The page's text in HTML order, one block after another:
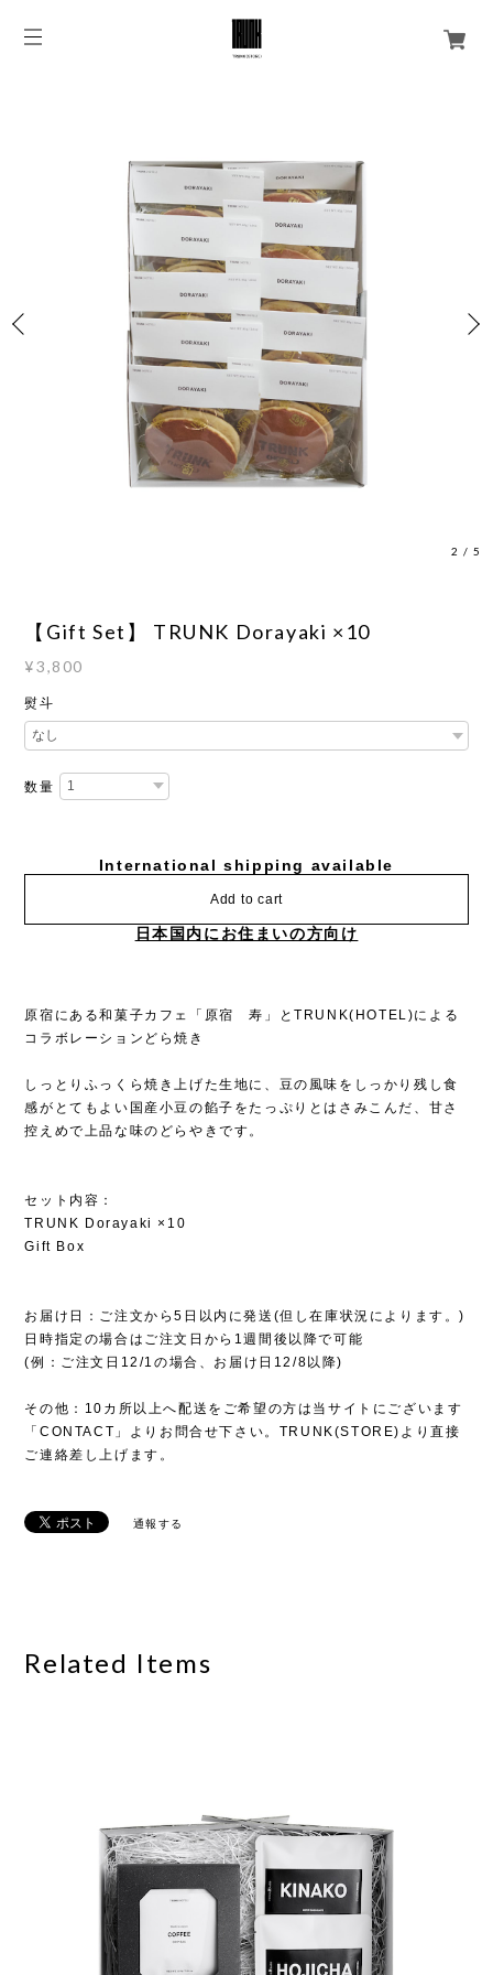
3 /5
【Gift Set】 TRUNK Dorayaki ×10
¥3,800
熨斗
数量
International shipping available
Add to cart
日本国内にお住まいの方向け
原宿にある和菓子カフェ「原宿 寿」とTRUNK(HOTEL)による
コラボレーションどら焼き
しっとりふっくら焼き上げた生地に、豆の風味をしっかり残し食
感がとてもよい国産小豆の餡子をたっぷりとはさみこんだ、甘さ
控えめで上品な味のどらやきです。
セット内容：
TRUNK Dorayaki ×10
Gift Box
お届け日：ご注文から5日以内に発送(但し在庫状況によります。)
日時指定の場合はご注文日から1週間後以降で可能
(例：ご注文日12/1の場合、お届け日12/8以降)
その他：10カ所以上へ配送をご希望の方は当サイトにございます
「CONTACT」よりお問合せ下さい。TRUNK(STORE)より直接
ご連絡差し上げます。
通報する
Related Items